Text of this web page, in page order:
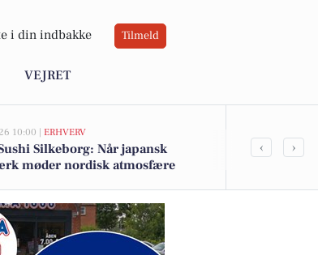
i din indbakke Tilmeld
VEJRET
10:00 | ERHVERV
Silkeborg: Når japansk
møder nordisk atmosfære
Midtjysk
‹ ›